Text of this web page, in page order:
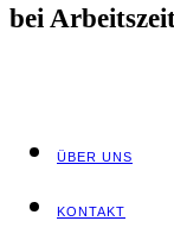
bei
ÜBER UNS
KON­TAKT